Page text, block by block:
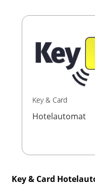
Key & Card
Hotelautomat
Key & Card